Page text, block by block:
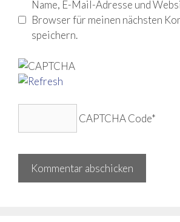
Name, E-Mail-Adresse und
Browser für meinen nächsten
speichern.
CAPTCHA Code*